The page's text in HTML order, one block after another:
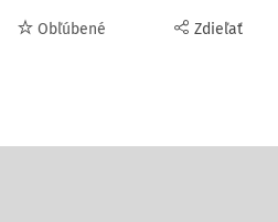
Obľúbené Zdieľať